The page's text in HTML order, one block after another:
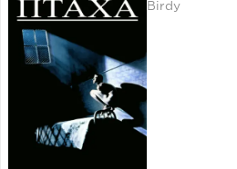
Birdy